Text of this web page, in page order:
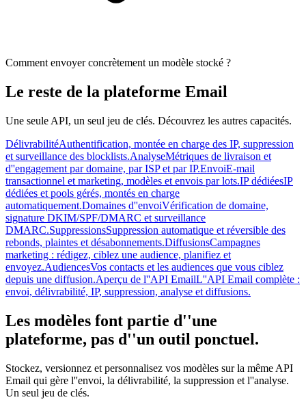
Comment envoyer concrètement un modèle stocké ?
Le reste de la plateforme Email
Une seule API, un seul jeu de clés. Découvrez les autres capacités.
DélivrabilitéAuthentification, montée en charge des IP, suppression
et surveillance des blocklists.AnalyseMétriques de livraison et
d''engagement par domaine, par ISP et par IP.EnvoiE-mail
transactionnel et marketing, modèles et envois par lots.IP dédiéesIP
dédiées et pools gérés, montés en charge
automatiquement.Domaines d''envoiVérification de domaine,
signature DKIM/SPF/DMARC et surveillance
DMARC.SuppressionsSuppression automatique et réversible des
rebonds, plaintes et désabonnements.DiffusionsCampagnes
marketing : rédigez, ciblez une audience, planifiez et
envoyez.AudiencesVos contacts et les audiences que vous ciblez
depuis une diffusion.Aperçu de l''API EmailL''API Email complète :
envoi, délivrabilité, IP, suppression, analyse et diffusions.
Les modèles font partie d''une
plateforme, pas d''un outil ponctuel.
Stockez, versionnez et personnalisez vos modèles sur la même API
Email qui gère l''envoi, la délivrabilité, la suppression et l''analyse.
Un seul jeu de clés.